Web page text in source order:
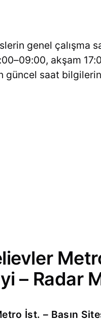
genel çalışma
akşam
güncel saat
– Radar
İst. – Basın